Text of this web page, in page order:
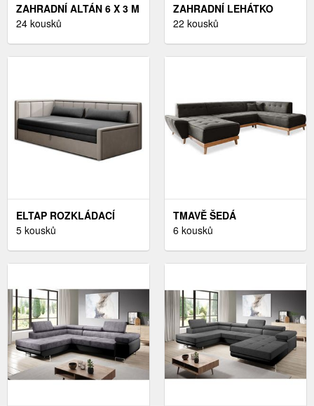
ZAHRADNÍ ALTÁN 6 X 3 M
DEKORHOME BÍLÁ
24 kousků
ZAHRADNÍ LEHÁTKO
LÁTKA / OCEL
22 kousků
ELTAP ROZKLÁDACÍ
POHOVKA FULGEO POCO
5 kousků
TMAVĚ ŠEDÁ
ROZKLÁDACÍ POHOVKA
6 kousků